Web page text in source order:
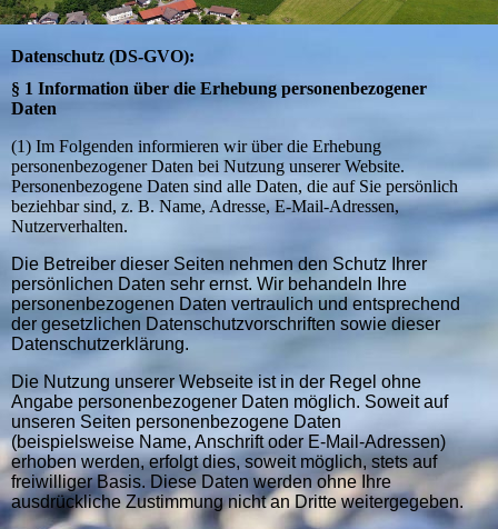
Datenschutz (DS-GVO):
§ 1 Information über die Erhebung personenbezogener
Daten
(1) Im Folgenden informieren wir über die Erhebung
personenbezogener Daten bei Nutzung unserer Website.
Personenbezogene Daten sind alle Daten, die auf Sie persönlich
beziehbar sind, z. B. Name, Adresse, E-Mail-Adressen,
Nutzerverhalten.
Die Betreiber dieser Seiten nehmen den Schutz Ihrer
persönlichen Daten sehr ernst. Wir behandeln Ihre
personenbezogenen Daten vertraulich und entsprechend
der gesetzlichen Datenschutzvorschriften sowie dieser
Datenschutzerklärung.
Die Nutzung unserer Webseite ist in der Regel ohne
Angabe personenbezogener Daten möglich. Soweit auf
unseren Seiten personenbezogene Daten
(beispielsweise Name, Anschrift oder E-Mail-Adressen)
erhoben werden, erfolgt dies, soweit möglich, stets auf
freiwilliger Basis. Diese Daten werden ohne Ihre
ausdrückliche Zustimmung nicht an Dritte weitergegeben.